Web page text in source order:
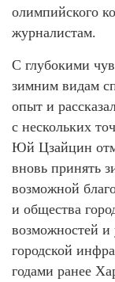
олимпийского
журналистам.
С глубокими
зимним видам
опыт и
с нескольких
Юй Цзайцин
вновь принять
возможной
и общества
возможностей
городской
годами ранее